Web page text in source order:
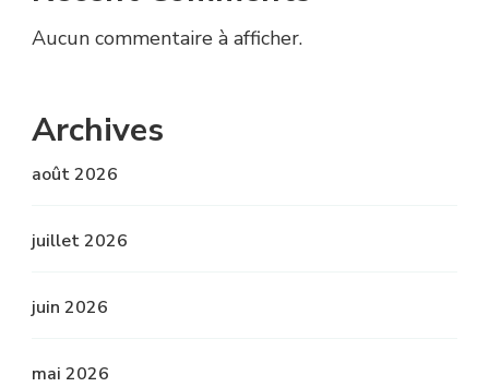
Aucun commentaire à afficher.
Archives
août 2026
juillet 2026
juin 2026
mai 2026